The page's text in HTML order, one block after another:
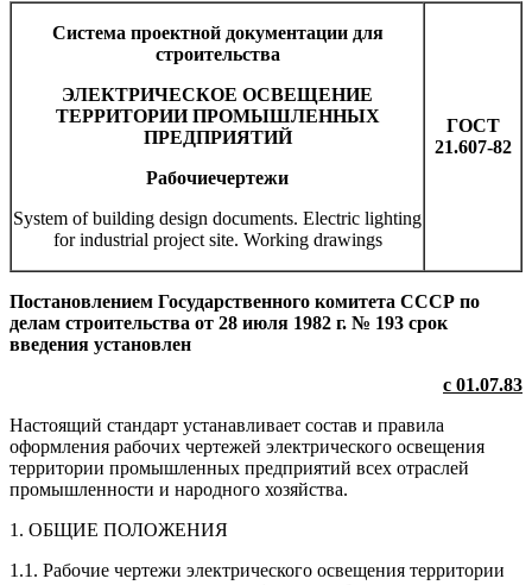
Система проектной документации для
строительства
ЭЛЕКТРИЧЕСКОЕ ОСВЕЩЕНИЕ
ТЕРРИТОРИИ ПРОМЫШЛЕННЫХ
ПРЕДПРИЯТИЙ
Рабочиечертежи
System of building design documents. Electric lighting
for industrial project site. Working drawings
ГОСТ
21.607-82
Постановлением Государственного комитета СССР по
делам строительства от 28 июля 1982 г. № 193 срок
введения установлен
с 01.07.83
Настоящий стандарт устанавливает состав и правила
оформления рабочих чертежей электрического освещения
территории промышленных предприятий всех отраслей
промышленности и народного хозяйства.
1. ОБЩИЕ ПОЛОЖЕНИЯ
1.1. Рабочие чертежи электрического освещения территории